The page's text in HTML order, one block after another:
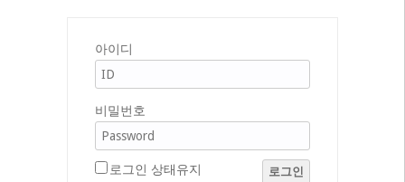
아이디
비밀번호
로그인 상태유지 로그인